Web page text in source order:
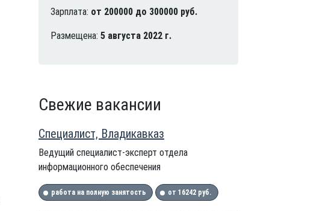
Зарплата: от 200000 до 300000 руб.
Размещена: 5 августа 2022 г.
Свежие вакансии
Специалист, Владикавказ
Ведущий специалист-эксперт отдела
информационного обеспечения
работа на полную занятость от 16242 руб.